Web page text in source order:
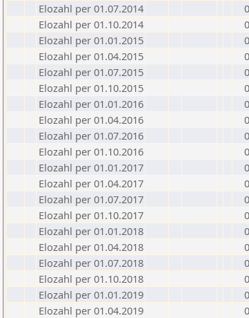
Elozahl per 01.07.2014
0
Elozahl per 01.10.2014
0
Elozahl per 01.01.2015
0
Elozahl per 01.04.2015
0
Elozahl per 01.07.2015
0
Elozahl per 01.10.2015
0
Elozahl per 01.01.2016
0
Elozahl per 01.04.2016
0
Elozahl per 01.07.2016
0
Elozahl per 01.10.2016
0
Elozahl per 01.01.2017
0
Elozahl per 01.04.2017
0
Elozahl per 01.07.2017
0
Elozahl per 01.10.2017
0
Elozahl per 01.01.2018
0
Elozahl per 01.04.2018
0
Elozahl per 01.07.2018
0
Elozahl per 01.10.2018
0
Elozahl per 01.01.2019
0
Elozahl per 01.04.2019
0